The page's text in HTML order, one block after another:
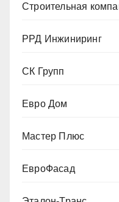
Строительная
РРД Инжиниринг
СК Групп
Евро Дом
Мастер Плюс
ЕвроФасад